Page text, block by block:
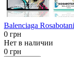
Balenciaga
0 грн
Нет в наличии
0 грн